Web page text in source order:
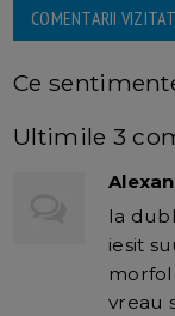
COMENTARII
Ce
Ultimile 3
la
iesit
vreau